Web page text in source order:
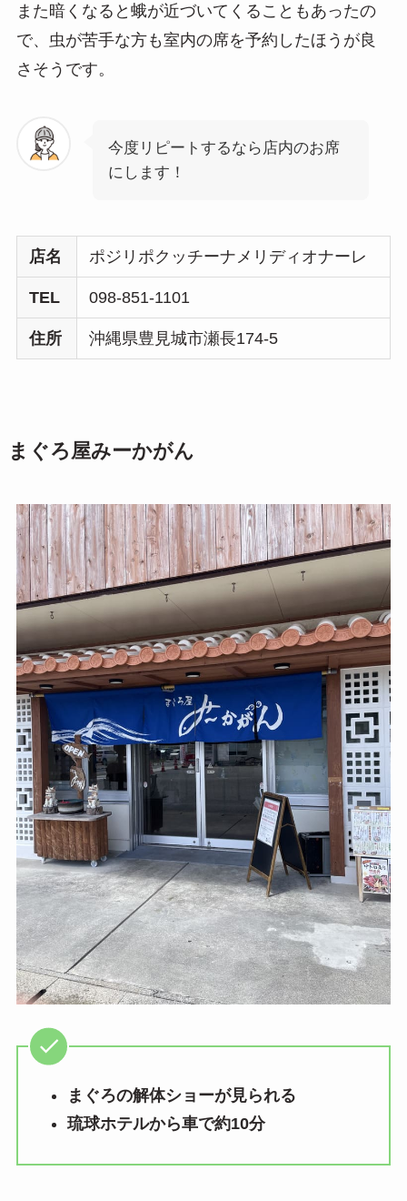
また暗くなると蛾が近づいてくることもあったの
で、虫が苦手な方も室内の席を予約したほうが良
さそうです。
今度リピートするなら店内のお席
にします！
店名 ポジリポクッチーナメリディオナーレ
TEL 098-851-1101
住所 沖縄県豊見城市瀬長174-5
まぐろ屋みーかがん
まぐろの解体ショーが見られる
琉球ホテルから車で約10分